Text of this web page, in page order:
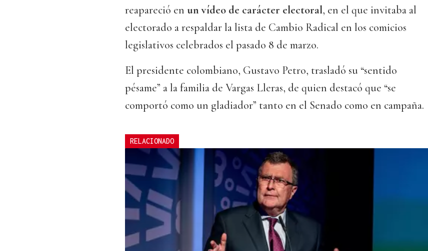
reapareció en un vídeo de carácter electoral, en el que invitaba al
electorado a respaldar la lista de Cambio Radical en los comicios
legislativos celebrados el pasado 8 de marzo.
El presidente colombiano, Gustavo Petro, trasladó su “sentido
pésame” a la familia de Vargas Lleras, de quien destacó que “se
comportó como un gladiador” tanto en el Senado como en campaña.
RELACIONADO